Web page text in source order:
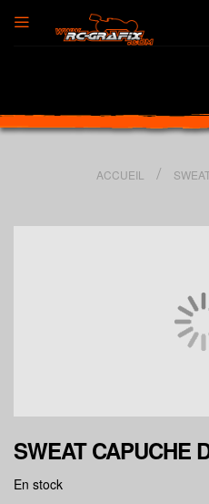
ACCUEIL
SWEAT CAPUCHE
En stock